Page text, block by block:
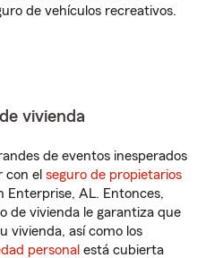
de vehículos recreativos.
vivienda
de eventos inesperados
con el seguro de propietarios
Enterprise, AL. Entonces,
de vivienda le garantiza que
vivienda, así como los
personal está cubierta